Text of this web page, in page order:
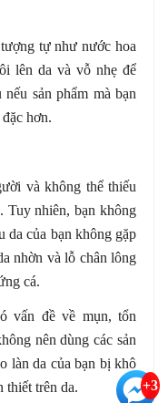
tự như nước hoa
lên da và vỗ nhẹ để
sản phẩm mà bạn
hơn.
và không thể thiếu
Tuy nhiên, bạn không
da của bạn không gặp
nhờn và lỗ chân lông
cá.
vấn đề về mụn, tổn
nên dùng các sản
làn da của bạn bị khô
thiết trên da.
+3